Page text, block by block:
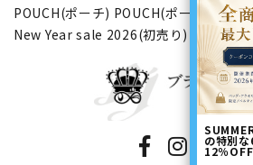
POUCH(ポーチ) POUCH(ポーチ) ファ
New Year sale 2026(初売り)
の特別
12％